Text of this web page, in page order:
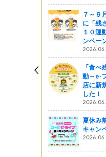
７～９
に「残
１０運
ンペー
「食べ
動～e-
店に新
した！
夏休み
キャン